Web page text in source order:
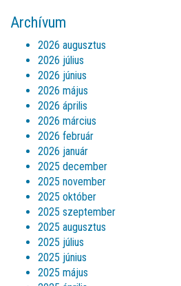
Archívum
2026 augusztus
2026 július
2026 június
2026 május
2026 április
2026 március
2026 február
2026 január
2025 december
2025 november
2025 október
2025 szeptember
2025 augusztus
2025 július
2025 június
2025 május